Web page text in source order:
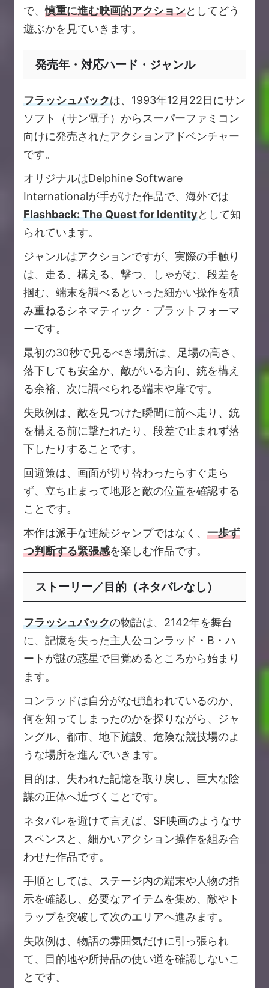
で、慎重に進む映画的アクションとしてどう
遊ぶかを見ていきます。
発売年・対応ハード・ジャンル
フラッシュバックは、1993年12月22日にサン
ソフト（サン電子）からスーパーファミコン
向けに発売されたアクションアドベンチャー
です。
オリジナルはDelphine Software
Internationalが手がけた作品で、海外では
Flashback: The Quest for Identityとして知
られています。
ジャンルはアクションですが、実際の手触り
は、走る、構える、撃つ、しゃがむ、段差を
掴む、端末を調べるといった細かい操作を積
み重ねるシネマティック・プラットフォーマ
ーです。
最初の30秒で見るべき場所は、足場の高さ、
落下しても安全か、敵がいる方向、銃を構え
る余裕、次に調べられる端末や扉です。
失敗例は、敵を見つけた瞬間に前へ走り、銃
を構える前に撃たれたり、段差で止まれず落
下したりすることです。
回避策は、画面が切り替わったらすぐ走ら
ず、立ち止まって地形と敵の位置を確認する
ことです。
本作は派手な連続ジャンプではなく、 一歩ず
つ判断する緊張感を楽しむ作品です。
ストーリー／目的（ネタバレなし）
フラッシュバックの物語は、2142年を舞台
に、記憶を失った主人公コンラッド・B・ハ
ートが謎の惑星で目覚めるところから始まり
ます。
コンラッドは自分がなぜ追われているのか、
何を知ってしまったのかを探りながら、ジャ
ングル、都市、地下施設、危険な競技場のよ
うな場所を進んでいきます。
目的は、失われた記憶を取り戻し、巨大な陰
謀の正体へ近づくことです。
ネタバレを避けて言えば、SF映画のようなサ
スペンスと、細かいアクション操作を組み合
わせた作品です。
手順としては、ステージ内の端末や人物の指
示を確認し、必要なアイテムを集め、敵やト
ラップを突破して次のエリアへ進みます。
失敗例は、物語の雰囲気だけに引っ張られ
て、目的地や所持品の使い道を確認しないこ
とです。